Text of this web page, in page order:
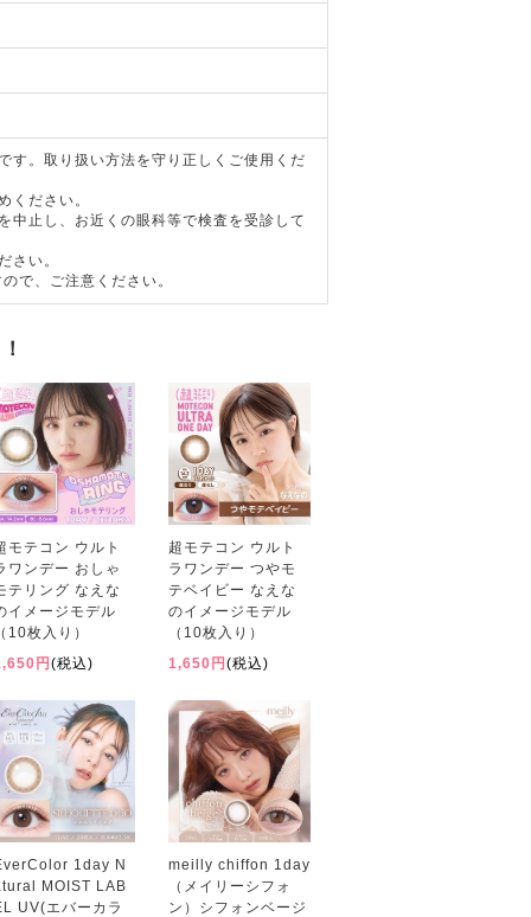
す。取り扱い方法を守り正しくご使用くだ
ください。
中止し、お近くの眼科等で検査を受診して
さい。
で、ご注意ください。
モテコン ウルト
ワンデー おしゃ
テリング なえな
イメージモデル
10枚入り）
円 (税込)
超モテコン ウルト
ラワンデー つやモ
テベイビー なえな
のイメージモデル
（10枚入り）
1,650円 (税込)
1day N
MOIST LAB
UV(エバーカラ
meilly chiffon 1day
（メイリーシフォ
ン）シフォンベージ